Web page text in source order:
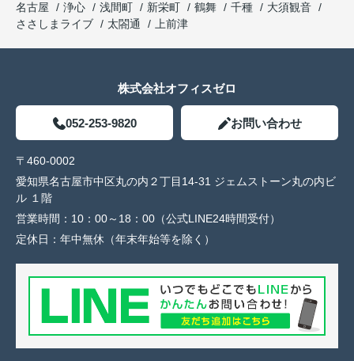
名古屋
浄心 浅間町 新栄町 鶴舞 千種
大須観音
ささしまライブ
太閤通 上前津
株式会社オフィスゼロ
052-253-9820 お問い合わせ
〒460-0002
愛知県名古屋市中区丸の内２丁目14-31 ジェムストーン丸の内ビ
ル １階
営業時間： 10：00～18：00（公式LINE24時間受付）
定休日： 年中無休（年末年始等を除く）